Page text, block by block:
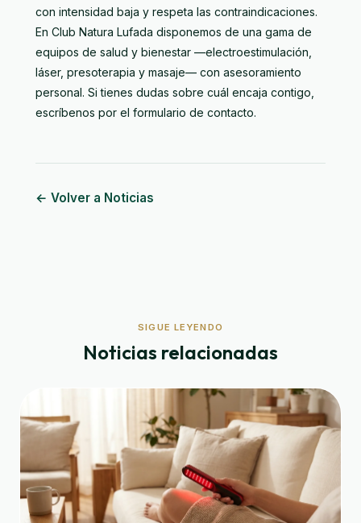
con intensidad baja y respeta las contraindicaciones.
En Club Natura Lufada disponemos de una gama de
equipos de salud y bienestar —electroestimulación,
láser, presoterapia y masaje— con asesoramiento
personal. Si tienes dudas sobre cuál encaja contigo,
escríbenos por el formulario de contacto.
← Volver a Noticias
SIGUE LEYENDO
Noticias relacionadas